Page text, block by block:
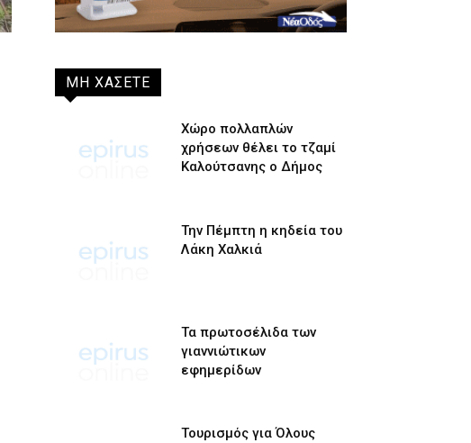
ΜΗ ΧΑΣΕΤΕ
Χώρο πολλαπλών
χρήσεων θέλει το τζαμί
Καλούτσανης ο Δήμος
Την Πέμπτη η κηδεία του
Λάκη Χαλκιά
Τα πρωτοσέλιδα των
γιαννιώτικων
εφημερίδων
Τουρισμός για Όλους